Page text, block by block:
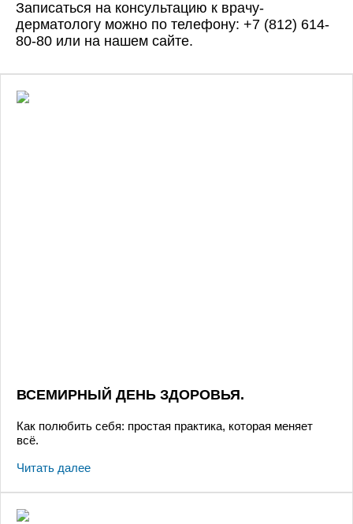
Записаться на консультацию к врачу-
дерматологу можно по телефону: +7 (812) 614-
80-80 или на нашем сайте.
ВСЕМИРНЫЙ ДЕНЬ ЗДОРОВЬЯ.
Как полюбить себя: простая практика, которая меняет
всё.
Читать далее